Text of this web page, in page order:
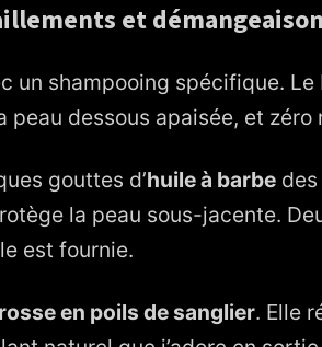
et
un shampooing spécifique. Le
peau dessous apaisée, et
gouttes d’huile à barbe
la peau sous-jacente.
est fournie.
en poils de sanglier. Elle